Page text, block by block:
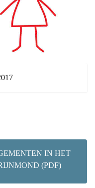
IN HET
(PDF)